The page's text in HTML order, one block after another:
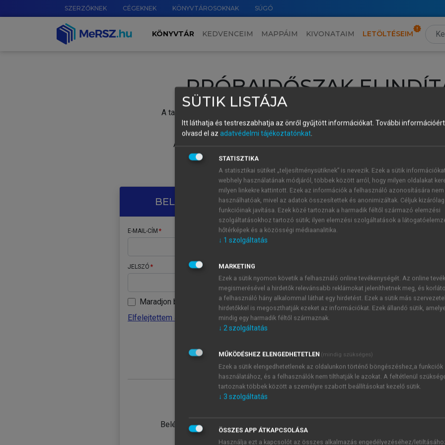
SZERZŐKNEK CÉGEKNEK KÖNYVTÁROSOKNAK SÚGÓ
KÖNYVTÁR KEDVENCEIM MAPPÁIM KIVONATAIM LETÖLTÉSEIM
PRÓBAIDŐSZAK
A tartalom megtekintéséhez lépj be a saját fiókoddal, iskolai azonosítóddal vagy
Új felhasználóként1 óra díjmentes hozzáférésrevagy
A próbaidőszak elindításához,
vagy hozz
A regisztráció után a
BELÉPÉS SAJÁT FIÓKKAL
E-MAIL-CÍM
JELSZÓ
Maradjon belépve
Elfelejtettem a jelszavamat
Belépés intézményi azonosítóval
ÚJ FIÓK
1 óra
JELSZÓ
Kérek értesítést a MeRSZ
Kérek értesítést az
SÜTIK LISTÁJA
Itt láthatja és testreszabhatja az önről gyűjtött információkat. További
olvasd el az adatvédelmi tájékoztatónkat.
STATISZTIKA
A statisztikai sütiket „teljesítménysütiknek” is nevezik. Ezek a sütik
webhely használatának módjáról, többek között arról, hogy milyen oldalakat
milyen linkekre kattintott. Ezek az információk a felhasználó azonosítására nem
használhatóak, mivel az adatok összesítettek és anonimizáltak. Céljuk
funkcióinak javítása. Ezek közé tartoznak a harmadik féltől származó elemzési
szolgáltatásokhoz tartozó sütik; ilyen elemzési szolgáltatások a
hőtérképek és a közösségi médiaanalitika.
↓ 1 szolgáltatás
MARKETING
Ezek a sütik nyomon követik a felhasználó online tevékenységét. Az online
megismerésével a hirdetők relevánsabb reklámokat jeleníthetnek meg, és
a felhasználó hány alkalommal láthat egy hirdetést. Ezek a sütik más
hirdetőkkel is megoszthatják ezeket az információkat. Ezek állandó sütik,
mindig egy harmadik féltől származnak.
↓ 2szolgáltatás
MŰKÖDÉSHEZ ELENGEDHETETLEN (mindig szükséges)
Ezek a sütik elengedhetetlenek az oldalunkon történő böngészéshez,a funkciók
használatához, és a felhasználók nem tilthatják le azokat. A feltétlenül
tartoznak többek között a személyre szabott beállításokat kezelő sütik.
↓ 3 szolgáltatás
ÖSSZES APP ÁTKAPCSOLÁSA
Használja ezt a kapcsolót az összes alkalmazás engedélyezéséhez/